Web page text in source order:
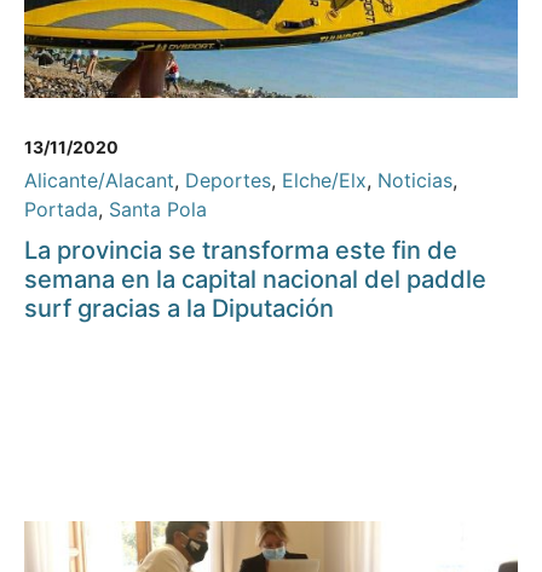
13/11/2020
Alicante/Alacant, Deportes, Elche/Elx, Noticias,
Portada, Santa Pola
La provincia se transforma este fin de
semana en la capital nacional del paddle
surf gracias a la Diputación